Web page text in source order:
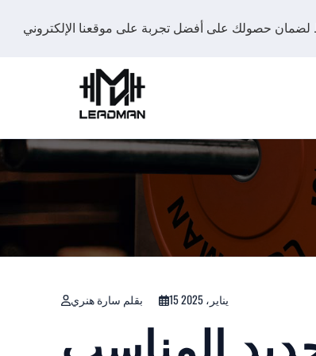
بقلم سارة هنري 15 يناير، 2025
المناسب